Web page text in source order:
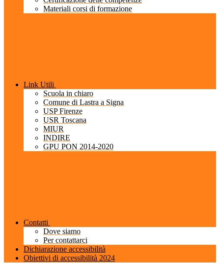
Materiali corsi di formazione
Link Utili
Scuola in chiaro
Comune di Lastra a Signa
USP Firenze
USR Toscana
MIUR
INDIRE
GPU PON 2014-2020
Contatti
Dove siamo
Per contattarci
Dichiarazione accessibilità
Obiettivi di accessibilità 2024